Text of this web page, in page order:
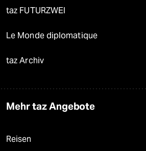
taz FUTURZWEI
Le Monde diplomatique
taz Archiv
Mehr taz Angebote
Reisen